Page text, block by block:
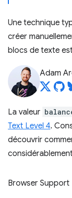
Une technique
créer
blocs de texte
Adam
La valeur
Text Level 4.
découvrir
Browser Support